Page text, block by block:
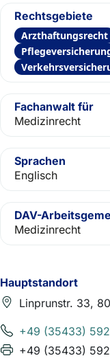
Hauptstandort
Linprunstr. 33,
+49 (35433) 592
+49 (35433)
Rechtsgebiete
Arzthaftungsrecht
Fachanwalt für
Medizinrecht
Sprachen
Englisch
DAV-
Medizinrecht